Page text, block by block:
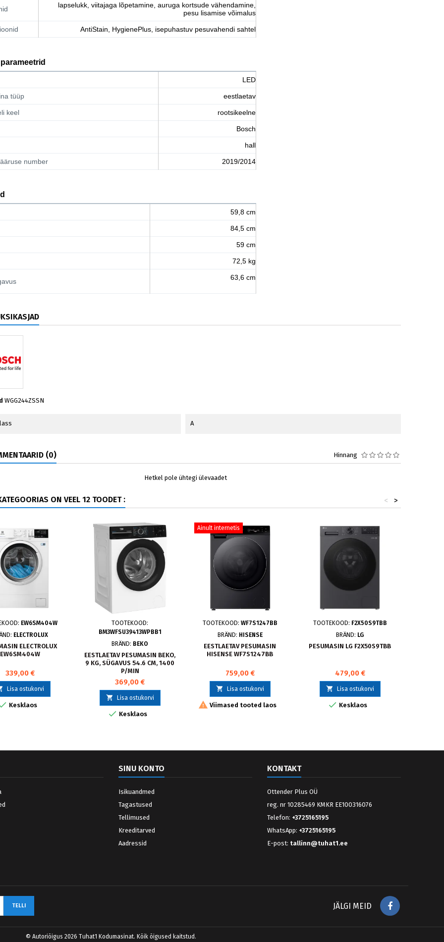
lapselukk, viitajaga lõpetamine, auruga kortsude vähendamine,
pesu lisamise võimalus
AntiStain, HygienePlus, isepuhastuv pesuvahendi sahtel
LED
tüüp eestlaetav
keel rootsikeelne
Bosch
hall
number 2019/2014
59,8 cm
84,5 cm
59 cm
72,5 kg
63,6 cm
WGG244ZSSN
A
(0) Hinnang
Hetkel pole ühtegi ülevaadet
ON VEEL 12 TOODET : >
<
EW6SM404W
ELECTROLUX
ELECTROLUX
EW6SM404W
339,00 €
Lisa ostukorvi
Kesklaos
TOOTEKOOD:
BM3WFSU39413WPBB1
BRÄND: BEKO
EESTLAETAV PESUMASIN BEKO,
9 KG, SÜGAVUS 54.6 CM, 1400
P/MIN
369,00 €
 Lisa ostukorvi
 Kesklaos
Ainult internetis
TOOTEKOOD: WF7S1247BB
BRÄND: HISENSE
EESTLAETAV PESUMASIN
HISENSE WF7S1247BB
759,00 €
 Lisa ostukorvi
 Viimased tooted laos
TOOTEKOOD: F2X50S9TBB
BRÄND: LG
PESUMASIN LG F2X50S9TBB
479,00 €
 Lisa ostukorvi
 Kesklaos
SINU KONTO
Isikuandmed
Tagastused
Tellimused
Kreeditarved
Aadressid
KONTAKT
Ottender Plus OÜ
reg. nr 10285469 KMKR EE100316076
Telefon: +3725165195
WhatsApp: +3725165195
E-post: tallinn@tuhat1.ee
Facebook
JÄLGI MEID
© Autoriõigus 2026 Tuhat1 Kodumasinat. Kõik õigused kaitstud.